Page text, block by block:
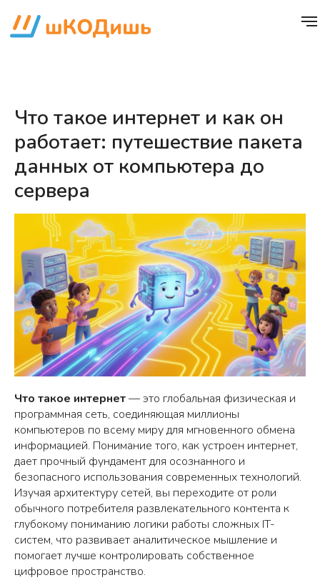
Что такое интернет и как он
работает: путешествие пакета
данных от компьютера до
сервера
Что такое интернет— это глобальная физическая и
программная сеть, соединяющая миллионы
компьютеров по всему миру для мгновенного обмена
информацией. Понимание того, как устроен интернет,
дает прочный фундамент для осознанного и
безопасного использования современных технологий.
Изучая архитектуру сетей, вы переходите от роли
обычного потребителя развлекательного контента к
глубокому пониманию логики работы сложных IT-
систем, что развивает аналитическое мышление и
помогает лучше контролировать собственное
цифровое пространство.